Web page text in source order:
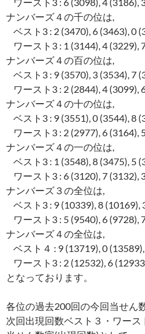
ナンバーズ４の千の位は,
ベスト3 : 2 (3470), 6 (3463), 0
ワースト3 : 1 (3144), 4 (3229),
ナンバーズ４の百の位は,
ベスト3 : 9 (3570), 3 (3534), 7
ワースト3 : 2 (2844), 4 (3099),
ナンバーズ４の十の位は,
ベスト3 : 9 (3551), 0 (3544), 8
ワースト3 : 2 (2977), 6 (3164),
ナンバーズ４の一の位は,
ベスト3 : 1 (3548), 8 (3475), 5
ワースト3 : 6 (3120), 7 (3132),
ナンバーズ３の全位は,
ベスト3 : 9 (10339), 8 (10169),
ワースト3 : 5 (9540), 6 (9728),
ナンバーズ４の全位は,
ベスト４ : 9 (13719), 0
ワースト3 : 2 (12532), 6
となっております。
各位の過去200回の今回当せん
次回出現回数ベスト３・ワース